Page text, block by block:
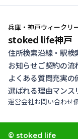
兵庫・神戸ウィークリ
stoked life神戸
住所検索沿線・駅検
お知らせご契約の流
よくある質問充実の
選ばれる理由マンス
運営会社お問い合わせ
© stoked life